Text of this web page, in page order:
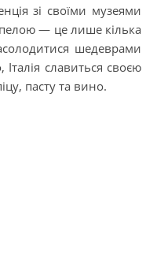
зі своїми музеями
— це лише кілька
шедеврами
Італія славиться своєю
пасту та вино.